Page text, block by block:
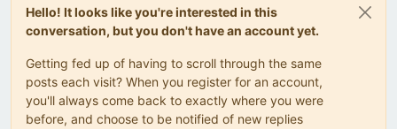
Hello! It looks like you're interested in this
conversation, but you don't have an account yet.
Getting fed up of having to scroll through the same
posts each visit? When you register for an account,
you'll always come back to exactly where you were
before, and choose to be notified of new replies